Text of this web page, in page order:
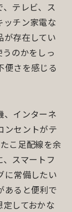
テレビ、ス
ッチン家電な
が存在してい
のかをしっ
便さを感じる
、インターネ
ンセントがテ
こ足配線を余
スマートフ
に常備したい
あると便利で
しておかな